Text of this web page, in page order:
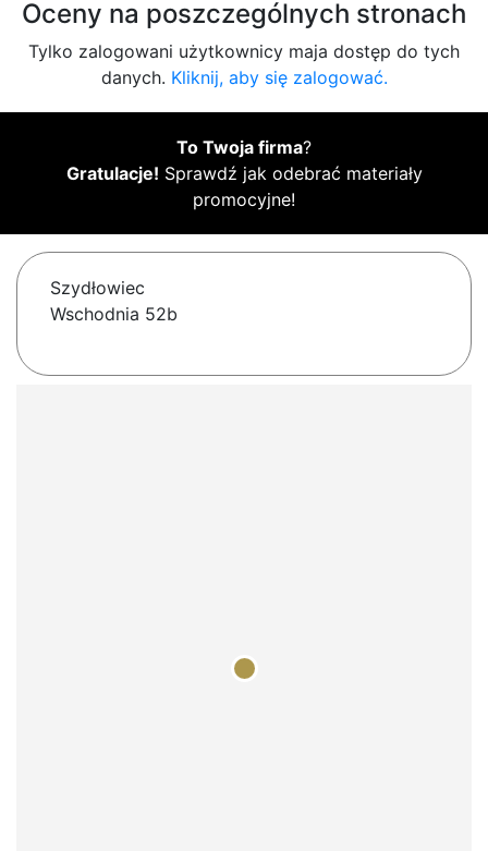
Oceny na poszczególnych stronach
Tylko zalogowani użytkownicy maja dostęp do tych
danych. Kliknij, aby się zalogować.
To Twoja firma?
Gratulacje! Sprawdź jak odebrać materiały
promocyjne!
Szydłowiec
Wschodnia 52b